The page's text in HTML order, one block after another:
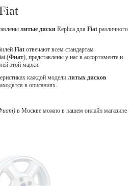
литые диски Replica для Fiat различного
Fiat отвечают всем стандартам
(Фиат), представлены у нас в ассортименте и
этой марки.
каждой модели литых дисков
в описаниях.
в Москве можно в нашем онлайн магазине